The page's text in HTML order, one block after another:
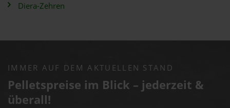
Diera-Zehren
IMMER AUF DEM AKTUELLEN STAND
Pelletspreise im Blick – jederzeit &
überall!